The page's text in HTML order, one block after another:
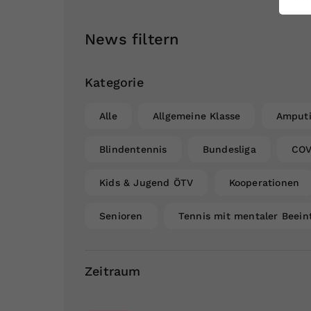
News filtern
Kategorie
Alle Allgemeine Klasse
Blindentennis Bundesliga
Kids & Jugend ÖTV Kooperationen
Senioren Tennis mit mentaler
Zeitraum